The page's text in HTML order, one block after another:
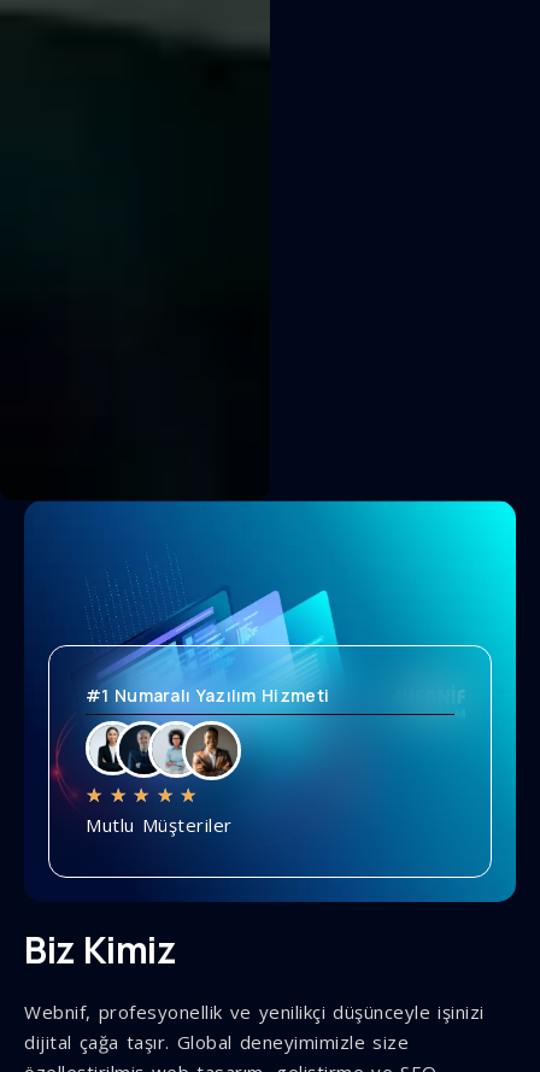
#1 Numaralı Yazılım Hizmeti
★ ★ ★ ★ ★
Mutlu Müşteriler
Biz Kimiz
Webnif, profesyonellik ve yenilikçi düşünceyle işinizi
dijital çağa taşır. Global deneyimimizle size